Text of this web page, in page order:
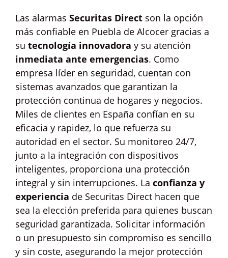
Las alarmas Securitas Direct son la opción
más confiable en Puebla de Alcocer gracias a
su tecnología innovadora y su atención
inmediata ante emergencias. Como
empresa líder en seguridad, cuentan con
sistemas avanzados que garantizan la
protección continua de hogares y negocios.
Miles de clientes en España confían en su
eficacia y rapidez, lo que refuerza su
autoridad en el sector. Su monitoreo 24/7,
junto a la integración con dispositivos
inteligentes, proporciona una protección
integral y sin interrupciones. La confianza y
experiencia de Securitas Direct hacen que
sea la elección preferida para quienes buscan
seguridad garantizada. Solicitar información
o un presupuesto sin compromiso es sencillo
y sin coste, asegurando la mejor protección